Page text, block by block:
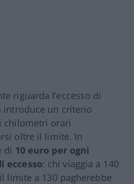
riguarda l’eccesso di
introduce un criterio
chilometri orari
oltre il limite. In
di 10 euro per ogni
eccesso: chi viaggia a 140
limite a 130 pagherebbe